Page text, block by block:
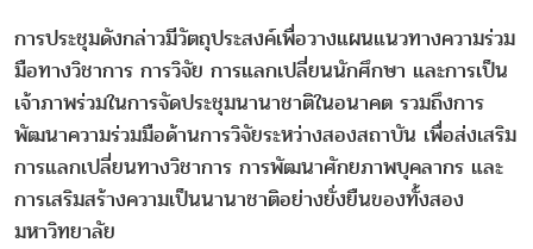
การประชุมดังกล่าวมีวัตถุประสงค์เพื่อวางแผนแนวทางความร่วม
มือทางวิชาการ การวิจัย การแลกเปลี่ยนนักศึกษา และการเป็น
เจ้าภาพร่วมในการจัดประชุมนานาชาติในอนาคต รวมถึงการ
พัฒนาความร่วมมือด้านการวิจัยระหว่างสองสถาบัน เพื่อส่งเสริม
การแลกเปลี่ยนทางวิชาการ การพัฒนาศักยภาพบุคลากร และ
การเสริมสร้างความเป็นนานาชาติอย่างยั่งยืนของทั้งสอง
มหาวิทยาลัย